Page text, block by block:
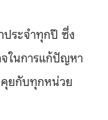
ระจำทุกปี ซึ่ง
ในการแก้ปัญหา
คุยกับทุกหน่วย